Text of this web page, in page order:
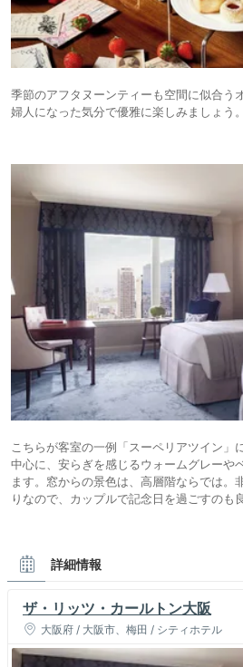
季節のアフタヌーンティーも空間に似合う
婦人になった気分で優雅に楽しみましょう。
こちらが客室の一例「スーペリアツイン」
中心に、安らぎを感じるウォームグレーや
ます。窓からの景色は、高層階ならでは。
りなので、カップルで記念日を過ごすのも
詳細情報
ザ・リッツ・カールトン大阪
大阪府 / 大阪市、梅田 / シティホテル